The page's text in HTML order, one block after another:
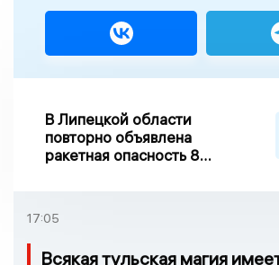
В Липецкой области
повторно объявлена
ракетная опасность 8
17:05
Всякая тульская магия